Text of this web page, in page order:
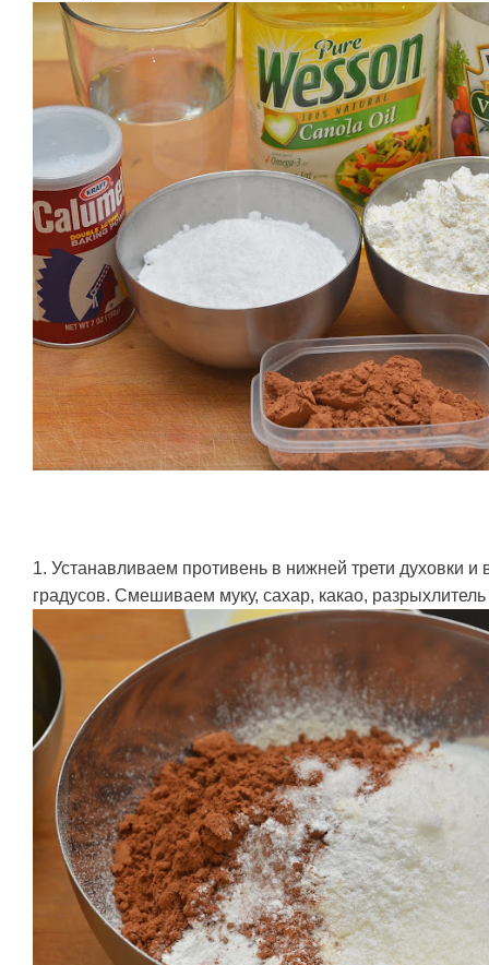
1. Устанавливаем противень в нижней трети духовки
градусов. Смешиваем муку, сахар, какао, разрыхлитель